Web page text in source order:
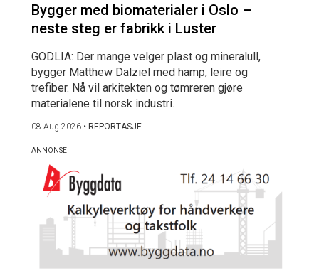
Bygger med biomaterialer i Oslo –
neste steg er fabrikk i Luster
GODLIA: Der mange velger plast og mineralull,
bygger Matthew Dalziel med hamp, leire og
trefiber. Nå vil arkitekten og tømreren gjøre
materialene til norsk industri.
08 Aug 2026 • REPORTASJE